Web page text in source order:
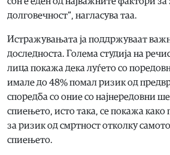
долговечност“, нагласува таа.
Истражувањата ја поддржуваат
доследноста. Голема студија на
лица покажа дека луѓето со
имале до 48% помал ризик од
споредба со оние со најнередовни
спиењето, исто така, се покажа
за ризик од смртност отколку
спиењето.